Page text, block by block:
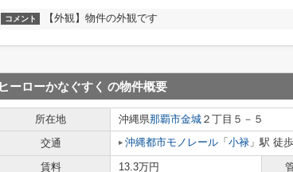
コメント 【外観】物件の外観です
ヒーローかなぐすく の物件概要
所在地 沖縄県那覇市金城 ２丁目５－５
交通
沖縄都市モノレール 「 小禄 」駅 徒
賃料 13.3万円